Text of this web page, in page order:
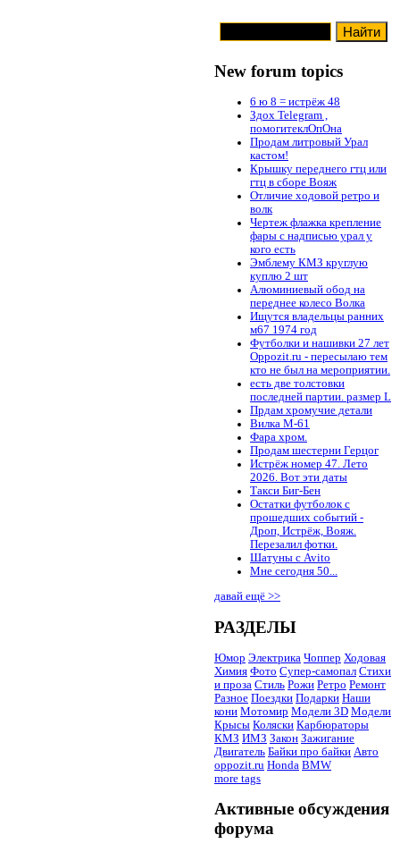
New forum topics
6 ю 8 = истрёж 48
Здох Telegram ,
помогитеклОпОна
Продам литровый Урал
кастом!
Крышку переднего гтц или
гтц в сборе Вояж
Отличие ходовой ретро и
волк
Чертеж флажка крепление
фары с надписью урал у
кого есть
Эмблему КМЗ круглую
куплю 2 шт
Алюминиевый обод на
переднее колесо Волка
Ищутся владельцы ранних
м67 1974 год
Футболки и нашивки 27 лет
Oppozit.ru - пересылаю тем
кто не был на мероприятии.
есть две толстовки
последней партии. размер L
Прдам хромучие детали
Вилка М-61
Фара хром.
Продам шестерни Герцог
Истрёж номер 47. Лето
2026. Вот эти даты
Такси Биг-Бен
Остатки футболок с
прошедших событий -
Дроп, Истрёж, Вояж.
Перезалил фотки.
Шатуны с Avito
Мне сегодня 50...
давай ещё >>
РАЗДЕЛЫ
Юмор Электрика Чоппер Ходовая
Химия Фото Супер-самопал Стихи
и проза Стиль Рожи Ретро Ремонт
Разное Поездки Подарки Наши
кони Мотомир Модели 3D Модели
Крысы Коляски Карбюраторы
КМЗ ИМЗ Закон Зажигание
Двигатель Байки про байки Авто
oppozit.ru Honda BMW
more tags
Активные обсуждения
форума